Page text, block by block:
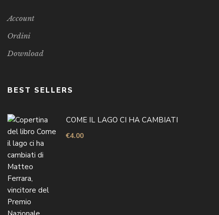
Account
Ordini
Download
BEST SELLERS
COME IL LAGO CI HA CAMBIATI
€4.00